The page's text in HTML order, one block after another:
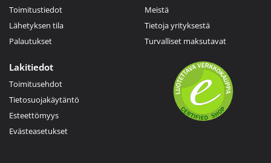
Toimitustiedot
Lähetyksen tila
Palautukset
Meistä
Tietoja yrityksestä
Turvalliset maksutavat
Lakitiedot
Toimitusehdot
Tietosuojakäytäntö
Esteettömyys
Evästeasetukset